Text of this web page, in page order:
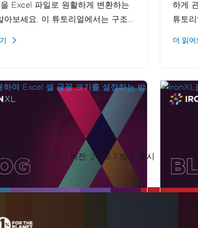
Excel 파일로 원활하게 변환하는
아보세요. 이 튜토리얼에서는 구조
하게
튜토
더 읽어
용하여 Excel 셀 글꼴 크기
셨나요?
로드 2,174,917
버전: 2026.7 방금 출시